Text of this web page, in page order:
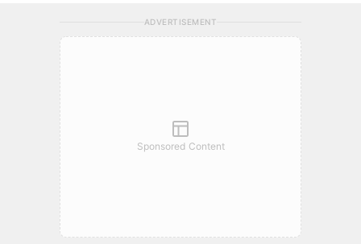
ADVERTISEMENT
Sponsored Content